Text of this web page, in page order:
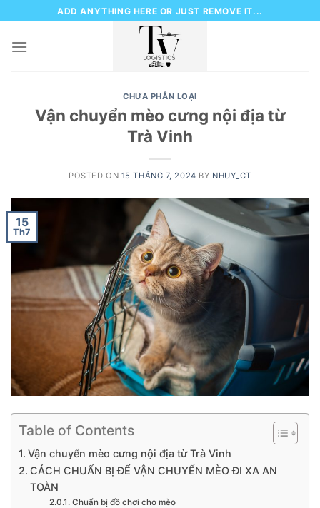
to
content
ADD ANYTHING HERE OR JUST REMOVE IT...
CHƯA PHÂN LOẠI
Vận chuyển mèo cưng nội địa từ
Trà Vinh
POSTED ON 15 THÁNG 7, 2024 BY NHUY_CT
15
Th7
Table of Contents
Vận chuyển mèo cưng nội địa từ Trà Vinh
CÁCH CHUẨN BỊ ĐỂ VẬN CHUYỂN MÈO ĐI XA AN
TOÀN
Chuẩn bị đồ chơi cho mèo